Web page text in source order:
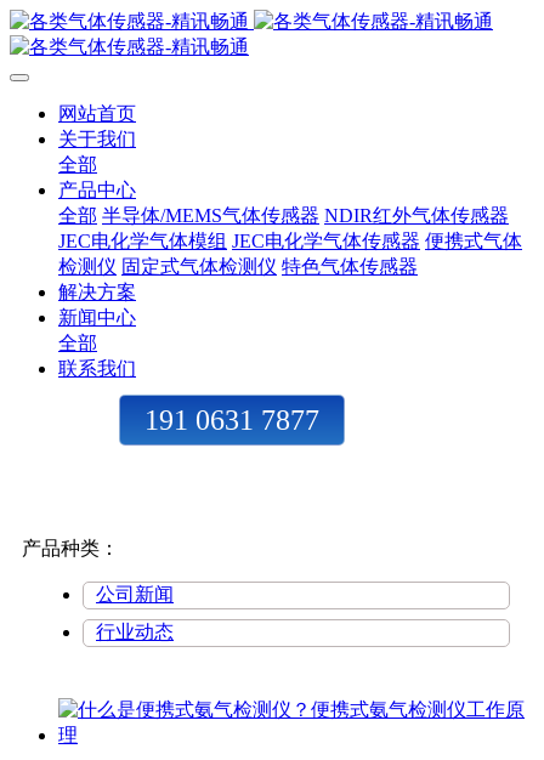
网站首页
关于我们
全部
产品中心
全部 半导体/MEMS气体传感器 NDIR红外气体传感器
JEC电化学气体模组 JEC电化学气体传感器 便携式气体
检测仪 固定式气体检测仪 特色气体传感器
解决方案
新闻中心
全部
联系我们
191 0631 7877
产品种类：
公司新闻
行业动态